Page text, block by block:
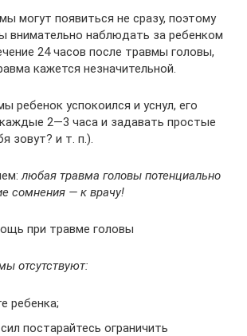
могут появиться не сразу, поэтому
внимательно наблюдать за ребенком
24 часов после травмы головы,
кажется незначительной.
ребенок успокоился и уснул, его
2—3 часа и задавать простые
зовут? и т. п.).
любая травма головы потенциально
сомнения — к врачу!
при травме головы
отсутствуют:
ребенка;
постарайтесь ограничить